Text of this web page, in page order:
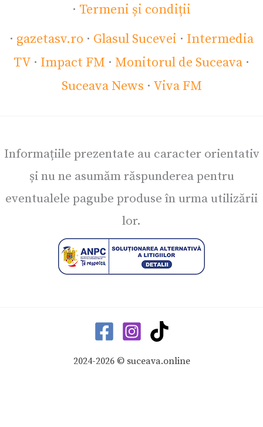
· Termeni și condiții
· gazetasv.ro · Glasul Sucevei · Intermedia
TV · Impact FM · Monitorul de Suceava ·
Suceava News · Viva FM
Informațiile prezentate au caracter orientativ
și nu ne asumăm răspunderea pentru
eventualele pagube produse în urma utilizării
lor.
2024-2026 © suceava.online